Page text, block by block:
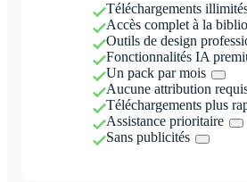
Téléchargements
Accès complet à la
Outils de design
Fonctionnalités IA
Un pack par mois
Aucune attribution
Téléchargements plus
Assistance prioritaire
Sans publicités